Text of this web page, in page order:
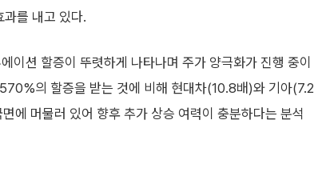
를 내고 있다.
이션 할증이 뚜렷하게 나타나며 주가 양극화가 진행 중이
의 할증을 받는 것에 비해 현대차(10.8배)와 기아(7.2
에 머물러 있어 향후 추가 상승 여력이 충분하다는 분석